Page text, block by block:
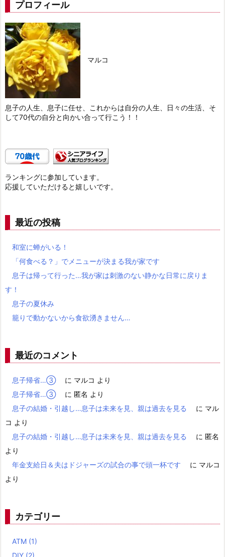
プロフィール
マルコ
息子の人生、息子に任せ、これからは自分の人生、日々の生活、そ
して70代の自分と向かい合って行こう！！
ランキングに参加しています。
応援していただけると嬉しいです。
最近の投稿
和室に蝉がいる！
「何食べる？」でメニューが決まる我が家です
息子は帰って行った…我が家は刺激のない静かな日常に戻りま
す！
息子の夏休み
籠りで動かないから食欲湧きません…
最近のコメント
息子帰省…③ に マルコ より
息子帰省…③
に 匿名 より
息子の結婚・引越し…息子は未来を見、親は過去を見る
に マル
コ より
息子の結婚・引越し…息子は未来を見、親は過去を見る
に 匿名
より
年金支給日＆夫はドジャーズの試合の事で頭一杯です
に マルコ
より
カテゴリー
ATM (1)